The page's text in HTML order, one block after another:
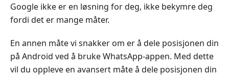
Google ikke er en løsning for deg, ikke bekymre deg
fordi det er mange måter.
En annen måte vi snakker om er å dele posisjonen din
på Android ved å bruke WhatsApp-appen. Med dette
vil du oppleve en avansert måte å dele posisjonen din